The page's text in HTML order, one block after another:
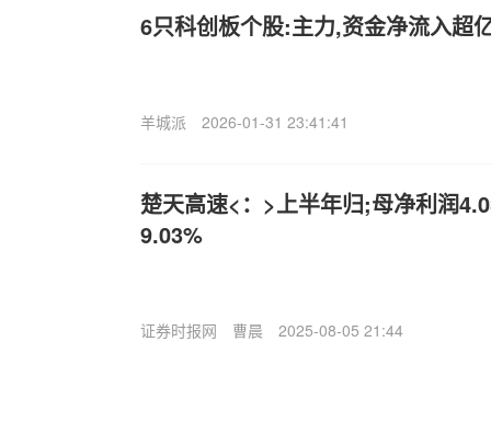
6只科创板个股:主力,资金净流入超
羊城派 2026-01-31 23:41:41
楚天高速<：>上半年归;母净利润
9.03%
证券时报网 曹晨 2025-08-05 21:44